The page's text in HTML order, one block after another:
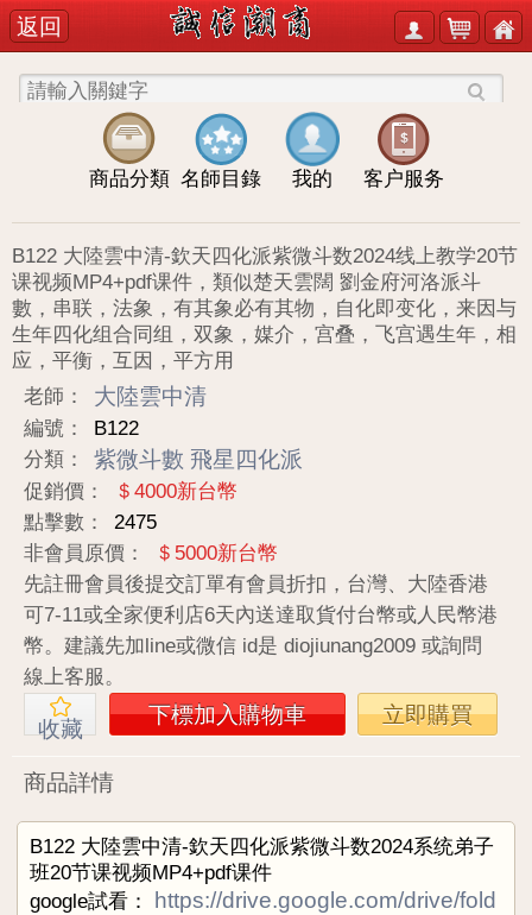
返回
商品分類 名師目錄 我的 客户服务
B122 大陸雲中清-欽天四化派紫微斗数2024线上教学20节
课视频MP4+pdf课件，類似楚天雲闊 劉金府河洛派斗
數，串联，法象，有其象必有其物，自化即变化，来因与
生年四化组合同组，双象，媒介，宫叠，飞宫遇生年，相
应，平衡，互因，平方用
老師：
大陸雲中清
編號：
B122
分類：
紫微斗數 飛星四化派
促銷價：
＄4000新台幣
點擊數：
2475
非會員原價：
＄5000新台幣
先註冊會員後提交訂單有會員折扣，台灣、大陸香港
可7-11或全家便利店6天內送達取貨付台幣或人民幣港
幣。建議先加line或微信 id是 diojiunang2009 或詢問
線上客服。
收藏
下標加入購物車 立即購買
商品詳情
B122 大陸雲中清-欽天四化派紫微斗数2024系统弟子
班20节课视频MP4+pdf课件
google試看：
https://drive.google.com/drive/fold